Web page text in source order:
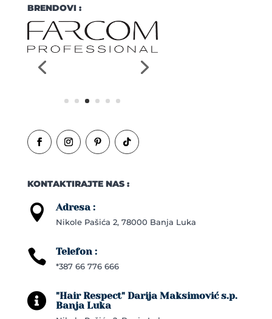
BRENDOVI :
KONTAKTIRAJTE NAS :
 Adresa :
Nikole Pašića 2, 78000 Banja Luka
 Telefon :
*387 66 776 666

"Hair Respect" Darija Maksimović s.p.
Banja Luka